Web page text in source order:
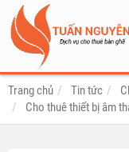
Trang chủ Tin tức
Cho thuê thiết bị âm